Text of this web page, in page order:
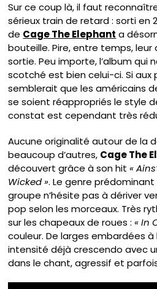
Sur ce coup là, il faut
sérieux train de retard : sorti en
de Cage The Elephant a
bouteille. Pire, entre temps,
sortie. Peu importe, l’album qui
scotché est bien celui-ci. Si aux
semblerait que les américains
se soient réappropriés le style
constat est cependant très
Aucune originalité autour de la
beaucoup d’autres, Cage The
découvert grâce à son hit«
Wicked ». Le genre prédominant
groupe n’hésite pas à dériver
pop selon les morceaux. Très
sur les chapeaux de roues :« In
couleur. De larges embardées
intensité déjà crescendo avec
dans le chant, agressif et